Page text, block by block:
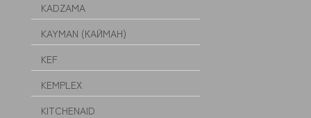
KADZAMA
KAYMAN (КАЙМАН)
KEF
KEMPLEX
KITCHENAID